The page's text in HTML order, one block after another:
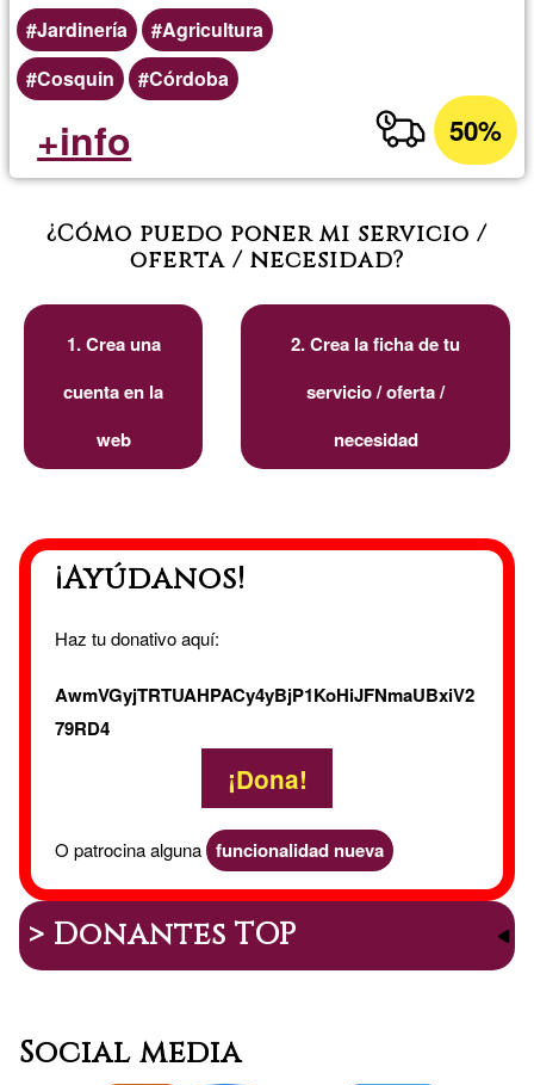
Jardinería
Agricultura
Cosquin
Córdoba
50%
+info
¿Cómo puedo poner mi servicio /
oferta / necesidad?
1. Crea una
cuenta en la
web
2. Crea la ficha de tu
servicio / oferta /
necesidad
¡Ayúdanos!
Haz tu donativo aquí:
AwmVGyjTRTUAHPACy4yBjP1KoHiJFNmaUBxiV2
79RD4
¡Dona!
O patrocina alguna funcionalidad nueva
> Donantes TOP
Social media